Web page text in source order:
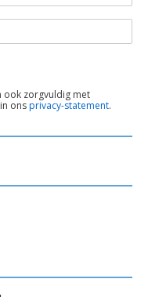
ook zorgvuldig met
onsprivacy-statement.